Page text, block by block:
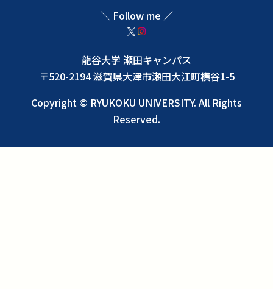
＼ Follow me ／
龍谷大学 瀬田キャンパス
〒520-2194 滋賀県大津市瀬田大江町横谷1-5
Copyright © RYUKOKU UNIVERSITY. All Rights
Reserved.